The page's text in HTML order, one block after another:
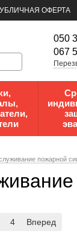
ОФЕРТА
050
067
пожарной
4 Вперед